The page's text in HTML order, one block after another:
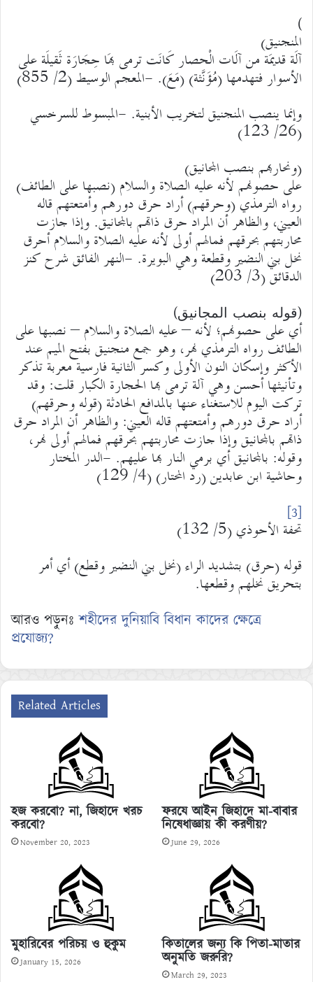
(
المنجنيق)
آلَة قديمَة من آلَات الْحصار كَانَت ترمى بهَا حِجَارَة ثَقيلَة على
الأسوار فتهدمها (مُؤَنّثَة) (مَعَ). -المعجم الوسيط (2/ 855)
وإنما ينصب المنجنيق لتخريب الأبنية. -المبسوط للسرخسي
(26/ 123)
(ونحاربهم بنصب المجانيق)
على حصونهم لأنه عليه الصلاة والسلام (نصبها على الطائف)
رواه الترمذي (وحرقهم) أراد حرق دورهم وأمتعتهم قاله
العيني، والظاهر أن المراد حرق ذاتهم بالمجانيق. وإذا جازت
محاربتهم بحرقهم فمالهم أولى لأنه عليه الصلاة والسلام أحرق
نخل بني النضير وقطعة وهي البويرة. -النهر الفائق شرح كنز
الدقائق (3/ 203)
(قوله بنصب المجانيق)
أي على حصونهم؛ لأنه – عليه الصلاة والسلام – نصبها على
الطائف رواه الترمذي نهر، وهو جمع منجنيق بفتح الميم عند
الأكثر وإسكان النون الأولى وكسر الثانية فارسية معربة تذكر
وتأنيثها أحسن وهي آلة ترمى بها الحجارة الكبار قلت: وقد
تركت اليوم للاستغناء عنها بالمدافع الحادثة (قوله وحرقهم)
أراد حرق دورهم وأمتعتهم قاله العيني: والظاهر أن المراد حرق
ذاتهم بالمجانيق وإذا جازت محاربتهم بحرقهم فمالهم أولى نهر،
وقوله: بالمجانيق أي برمي النار بها عليهم. -الدر المختار
وحاشية ابن عابدين (رد المحتار) (4/ 129)
[3]
تحفة الأحوذي (5/ 132)
قوله (حرق) بتشديد الراء (نخل بني النضير وقطع) أي أمر
بتحريق نخلهم وقطعها.
আরও পড়ুনঃশহীদের দুনিয়াবি বিধান কাদের ক্ষেত্রে
প্রযোজ্য?
Related Articles
হজ করবো? না, জিহাদে খরচ
করবো?
November 20, 2023
ফরযে আইন জিহাদে মা-বাবার
নিষেধাজ্ঞায় কী করণীয়?
June 29, 2026
মুহারিবের পরিচয় ও হুকুম
January 15, 2026
কিতালের জন্য কি পিতা-মাতার
অনুমতি জরুরি?
March 29, 2023